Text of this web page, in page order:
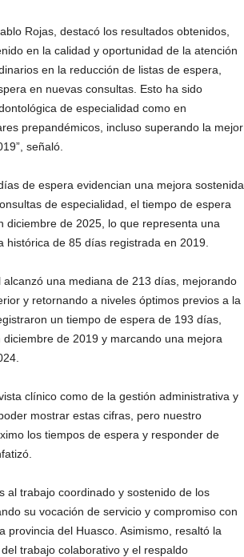
Rojas, destacó los resultados obtenidos,
en la calidad y oportunidad de la atención
en la reducción de listas de espera,
en nuevas consultas. Esto ha sido
de especialidad como en
prepandémicos, incluso superando la mejor
señaló.
de espera evidencian una mejora sostenida
de especialidad, el tiempo de espera
de 2025, lo que representa una
de 85 días registrada en 2019.
una mediana de 213 días, mejorando
y retornando a niveles óptimos previos a la
un tiempo de espera de 193 días,
de 2019 y marcando una mejora
clínico como de la gestión administrativa y
mostrar estas cifras, pero nuestro
los tiempos de espera y responder de
al trabajo coordinado y sostenido de los
su vocación de servicio y compromiso con
provincia del Huasco. Asimismo, resaltó la
trabajo colaborativo y el respaldo